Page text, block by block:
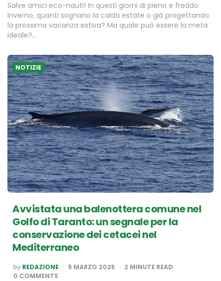
Salve amici eco-nauti! In questi giorni di pieno e freddo
inverno, quanti sognano la calda estate o già progettando
la prossima vacanza estiva? Ma quale può essere la meta
ideale?…
NOTIZIE
Avvistata una balenottera comune nel
Golfo di Taranto: un segnale per la
conservazione dei cetacei nel
Mediterraneo
POSTED
BY
by REDAZIONE 5 MARZO 2025 2 MINUTE READ
0 COMMENTS